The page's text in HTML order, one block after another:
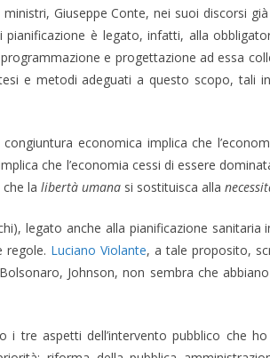
Giuseppe Conte, nei suoi discorsi
è legato, infatti, alla
e progettazione ad essa
e metodi adeguati a questo scopo,
economica implica che
che l’economia cessi di essere
la libertà umana si sostituisca alla
legato anche alla pianificazione
regole. Luciano Violante, a tale proposito,
Johnson, non sembra che
tre aspetti dell’intervento pubblico che